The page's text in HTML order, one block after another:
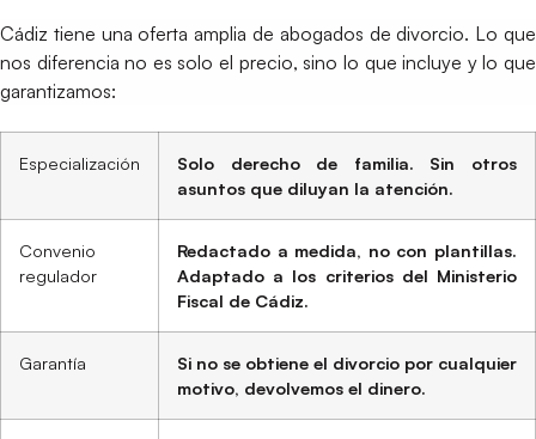
Cádiz tiene una oferta amplia de abogados de divorcio. Lo que
nos diferencia no es solo el precio, sino lo que incluye y lo que
garantizamos:
Especialización
Solo derecho de familia. Sin otros
asuntos que diluyan la atención.
Convenio
regulador
Redactado a medida, no con plantillas.
Adaptado a los criterios del Ministerio
Fiscal de Cádiz.
Garantía
Si no se obtiene el divorcio por cualquier
motivo, devolvemos el dinero.